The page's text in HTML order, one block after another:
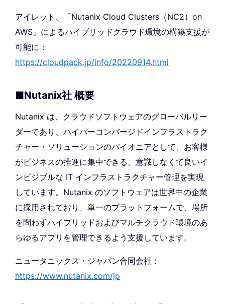
アイレット、「Nutanix Cloud Clusters（NC2）on
AWS」によるハイブリッドクラウド環境の構築支援が
可能に：
https://cloudpack.jp/info/20220914.html
■Nutanix社 概要
Nutanix は、クラウドソフトウェアのグローバルリー
ダーであり、ハイパーコンバージドインフラストラク
チャー・ソリューションのパイオニアとして、お客様
がビジネスの推進に集中できる、意識しなくて良いイ
ンビジブルな IT インフラストラクチャー管理を実現
しています。Nutanix のソフトウェアは世界中の企業
に採用されており、単一のプラットフォームで、場所
を問わずハイブリッドおよびマルチクラウド環境のあ
らゆるアプリを管理できるよう支援しています。
ニュータニックス・ジャパン合同会社：
https://www.nutanix.com/jp